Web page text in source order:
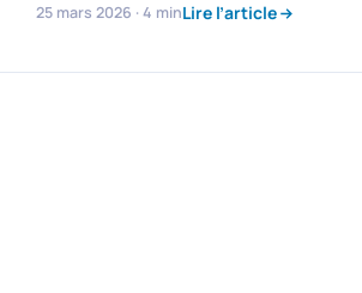
25 mars 2026 · 4 minLire l’article